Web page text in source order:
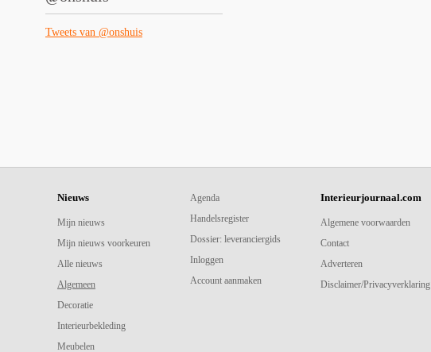
Tweets van @onshuis
Nieuws
Mijn nieuws
Mijn nieuws voorkeuren
Alle nieuws
Algemeen
Decoratie
Interieurbekleding
Meubelen
Agenda
Handelsregister
Dossier: leveranciergids
Inloggen
Account aanmaken
Interieurjournaal.com
Algemene voorwaarden
Contact
Adverteren
Disclaimer/Privacyverklaring